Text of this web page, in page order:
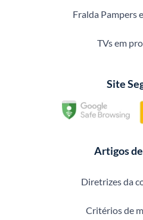
Fralda Pampers
TVs em
Site
Artigos
Diretrizes da
Critérios de